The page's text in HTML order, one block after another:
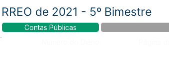
RREO de 2021 - 5º Bimestre
Contas Públicas